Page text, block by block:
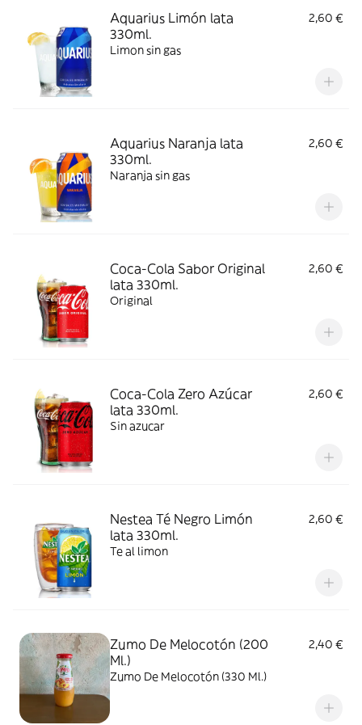
Aquarius Limón lata
330ml.
2,60 €
Limon sin gas
Aquarius Naranja lata
330ml.
2,60 €
Naranja sin gas
Coca-Cola Sabor Original
lata 330ml.
2,60 €
Original
Coca-Cola Zero Azúcar
lata 330ml.
2,60 €
Sin azucar
Nestea Té Negro Limón
lata 330ml.
2,60 €
Te al limon
Zumo De Melocotón (200
Ml.)
2,40 €
Zumo De Melocotón (330 Ml.)